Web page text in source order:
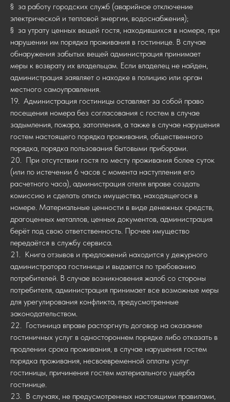
§ за работу городских служб (аварийное отключение
электрической и тепловой энергии, водоснабжения);
§ за утрату ценных вещей гостя, находившихся в номере, при
нарушении им порядка проживания в гостинице. В случае
обнаружения забытых вещей администрация принимает
меры к возврату их владельцам. Если владелец не найден,
администрация заявляет о находке в полицию или орган
местного самоуправления.
19. Администрация гостиницы оставляет за собой право
посещения номера без согласования с гостем в случае
задымления, пожара, затопления, а также в случае нарушения
гостем настоящего порядка проживания, общественного
порядка, порядка пользования бытовыми приборами.
20. При отсутствии гостя по месту проживания более суток
(или по истечении 6 часов с момента наступления его
расчетного часа), администрация отеля вправе создать
комиссию и сделать опись имущества, находящегося в
номере. Материальные ценности в виде денежных средств,
драгоценных металлов, ценных документов, администрация
берёт под свою ответственность. Прочее имущество
передаётся в службу сервиса.
21. Книга отзывов и предложений находится у дежурного
администратора гостиницы и выдается по требованию
потребителей. В случае возникновения жалоб со стороны
потребителя, администрация принимает все возможные меры
для урегулирования конфликта, предусмотренные
законодательством.
22. Гостиница вправе расторгнуть договор на оказание
гостиничных услуг в одностороннем порядке либо отказать в
продлении срока проживания, в случае нарушения гостем
порядка проживания, несвоевременной оплаты услуг
гостиницы, причинения гостем материального ущерба
гостинице.
23. В случаях, не предусмотренных настоящими правилами,